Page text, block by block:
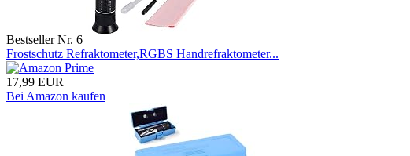
Bestseller Nr. 6
Frostschutz Refraktometer,RGBS Handrefraktometer...
17,99 EUR
Bei Amazon kaufen